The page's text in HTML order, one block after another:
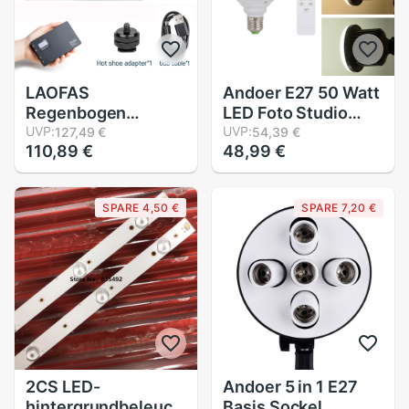
LAOFAS
Regenbogen
Frische RGB LED
Kamera Licht Volle
Farbe Ausgang
Video Licht Bausatz
Dimmbare 2500K-
8500K Bi-farbe
Tafel Licht CRI 95 +
UVP:127,49 €
110,89 €
Andoer E27 50 Watt
LED Foto Studio
Licht Birne Lampe
Einstellbare
Helligkeit 3200
w/Fernbedienung
Video Glühbirne
AC185-245V
UVP:54,39 €
48,99 €
SPARE 4,50 €
2CS LED-
SPARE 7,20 €
Andoer 5 in 1 E27